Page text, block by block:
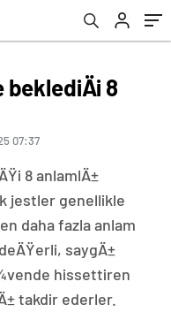
8
07:37
8 anlamlÄ±
jestler genellikle
daha fazla anlam
saygÄ±
hissettiren
takdir ederler.